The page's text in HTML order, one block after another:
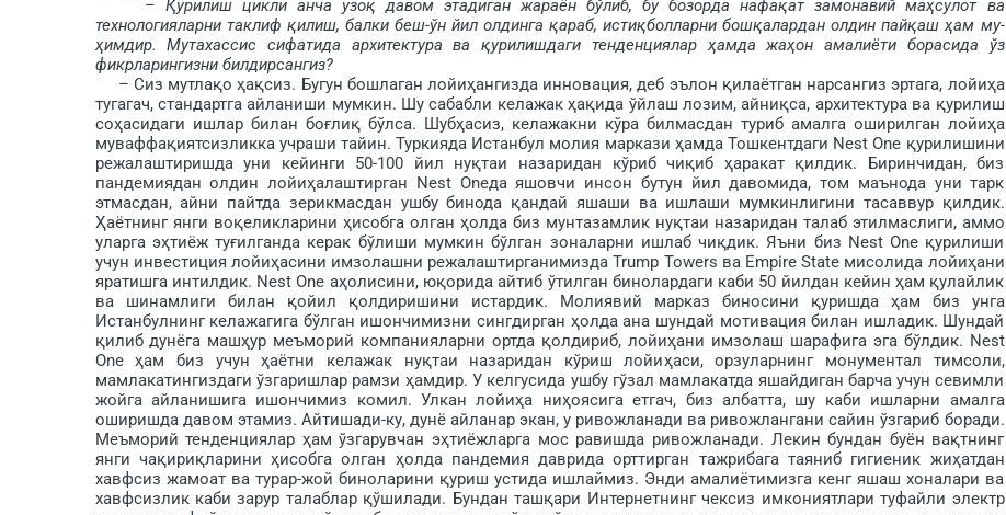
– Қурилиш цикли анча узоқ давом этадиган жараён бўлиб, бу бозорда нафақат замонавий маҳ­сулот ва
технологияларни так­лиф қилиш, балки беш-ўн йил олдинга қараб, истиқболларни бош­қалардан олдин пайқаш ҳам му­
ҳимдир. Мутахассис сифатида ар­хитектура ва қурилишдаги тен­денциялар ҳамда жаҳон амалиёти борасида ўз
фикрларингизни билдирсангиз?
– Сиз мутлақо ҳақсиз. Бугун бошлаган лойиҳангизда инновация, деб эълон қилаётган нарсангиз эртага, лойиҳа
тугагач, стандартга айланиши мумкин. Шу сабабли келажак ҳақида ўйлаш лозим, айниқса, архитектура ва қурилиш
соҳасидаги ишлар билан боғлиқ бўлса. Шубҳасиз, келажакни кўра билмасдан туриб амалга оширилган лойиҳа
муваффақиятсизликка учраши тайин. Туркияда Истанбул молия маркази ҳамда Тошкентдаги Nest One қурилишини
режалаштиришда уни кейинги 50-100 йил нуқтаи назаридан кўриб чиқиб ҳаракат қил­дик. Биринчидан, биз
пандемиядан олдин лойиҳалаштирган Nest Oneда яшовчи инсон бутун йил давомида, том маънода уни тарк
этмасдан, айни пайтда зерикмасдан ушбу бинода қандай яшаши ва ишлаши мумкинлигини тасаввур қилдик.
Ҳаётнинг янги воқеликларини ҳисобга олган ҳолда биз мунтазамлик нуқтаи назаридан талаб этилмаслиги, аммо
уларга эҳтиёж туғилганда керак бўлиши мумкин бўлган зоналарни ишлаб чиқдик. Яъни биз Nest One қурилиши
учун инвестиция лойиҳасини имзолашни режалаштирганимизда Trump Towers ва Empire State мисолида лойиҳани
яратишга интилдик. Nest One аҳолисини, юқорида айтиб ўтил­ган бинолардаги каби 50 йилдан ке­йин ҳам қулайлик
ва шинамлиги билан қойил қолдиришини истардик. Молиявий марказ биносини қуришда ҳам биз унга
Истанбулнинг келажагига бўлган ишончимизни сингдирган ҳолда ана шундай мотивация билан ишладик. Шундай
қилиб дунёга маш­ҳур меъморий компанияларни ортда қол­дириб, лойи­ҳани имзолаш шарафига эга бўлдик. Nest
One ҳам биз учун ҳаётни келажак нуқтаи назаридан кўриш лойиҳаси, орзуларнинг монументал тимсоли,
мамлакатингиздаги ўзгаришлар рамзи ҳамдир. У келгусида ушбу гўзал мамлакатда яшайдиган барча учун севимли
жойга айланишига ишончимиз комил. Улкан лойиҳа ниҳоясига етгач, биз албатта, шу каби ишларни амалга
оширишда давом этамиз. Айтишади-ку, дунё айланар экан, у ривожланади ва ривожлангани сайин ўзгариб боради.
Меъморий тенденциялар ҳам ўзгарувчан эҳтиёжларга мос равишда ривожланади. Лекин бундан буён вақтнинг
янги чақириқ­ларини ҳисобга олган ҳолда пандемия даврида орттирган тажрибага таяниб гигиеник жиҳатдан
хавфсиз жамоат ва турар-жой биноларини қуриш устида ишлаймиз. Энди амалиётимизга кенг яшаш хоналари ва
хавфсизлик каби зарур талаблар қў­ши­лади. Бундан ташқари Интернетнинг чексиз имкониятлари туфайли электр